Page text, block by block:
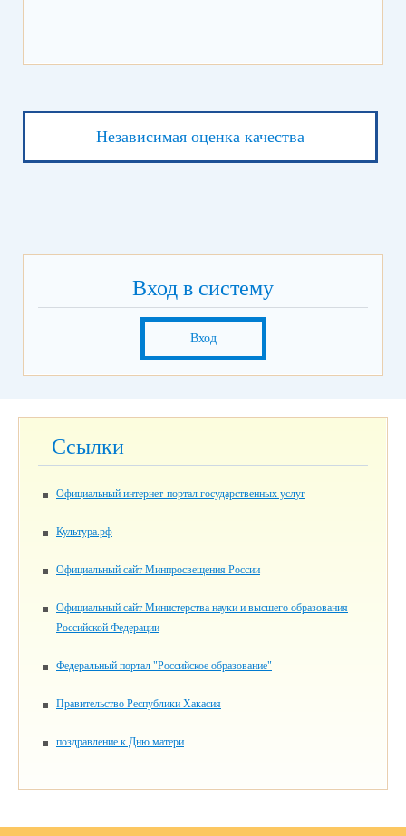
Независимая оценка качества
Вход в систему
Вход
Ссылки
Официальный интернет-портал государственных услуг
Культура.рф
Официальный сайт Минпросвещения России
Официальный сайт Министерства науки и высшего образования
Российской Федерации
Федеральный портал "Российское образование"
Правительство Республики Хакасия
поздравление к Дню матери